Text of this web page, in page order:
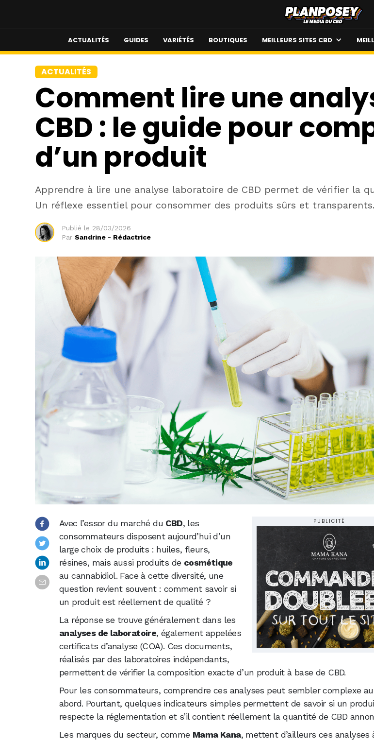
ACTUALITÉS GUIDES VARIÉTÉS BOUTIQUES MEILLEURS SITES CBD
ACTUALITÉS
Comment lire une
CBD : le guide pour
d’un produit
Apprendre à lire une analyse laboratoire de CBD permet de vérifier la
Un réflexe essentiel pour consommer des produits sûrs et transparents.
Publié le 28/03/2026
Par Sandrine - Rédactrice
PUBLICITÉ
Avec l’essor du marché du CBD, les
consommateurs disposent aujourd’hui d’un
large choix de produits : huiles, fleurs,
résines, mais aussi produits de cosmétique
au cannabidiol. Face à cette diversité, une
question revient souvent : comment savoir si
un produit est réellement de qualité ?
La réponse se trouve généralement dans les
analyses de laboratoire, également appelées
certificats d’analyse (COA). Ces documents,
réalisés par des laboratoires indépendants,
permettent de vérifier la composition exacte d’un produit à base de CBD.
Pour les consommateurs, comprendre ces analyses peut sembler complexe
abord. Pourtant, quelques indicateurs simples permettent de savoir si un
respecte la réglementation et s’il contient réellement la quantité de CBD
Les marques du secteur, comme Mama Kana, mettent d’ailleurs ces analyses